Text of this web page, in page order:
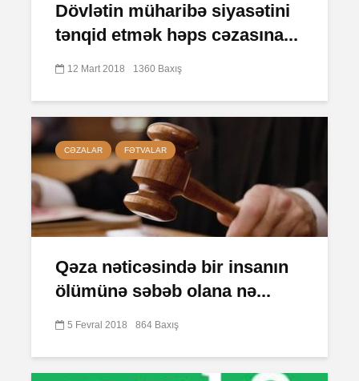
Dövlətin müharibə siyasətini
tənqid etmək həps cəzasına...
12 Mart 2018 1360 Baxış
CƏZALAR FƏTVALAR
Qəza nəticəsində bir insanın
ölümünə səbəb olana nə...
5 Fevral 2018 864 Baxış